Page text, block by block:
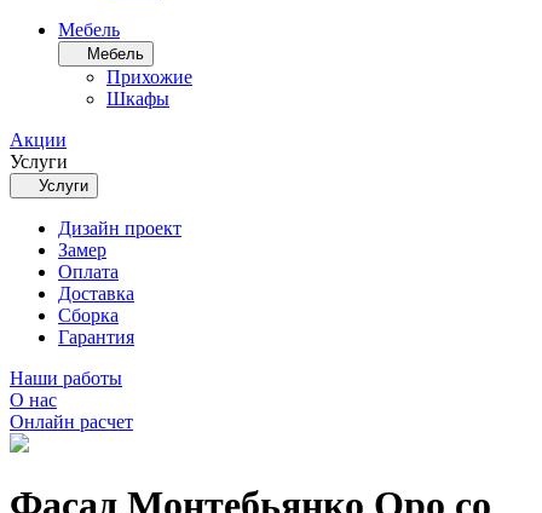
Мебель
Мебель
Прихожие
Шкафы
Акции
Услуги
Услуги
Дизайн проект
Замер
Оплата
Доставка
Сборка
Гарантия
Наши работы
О нас
Онлайн расчет